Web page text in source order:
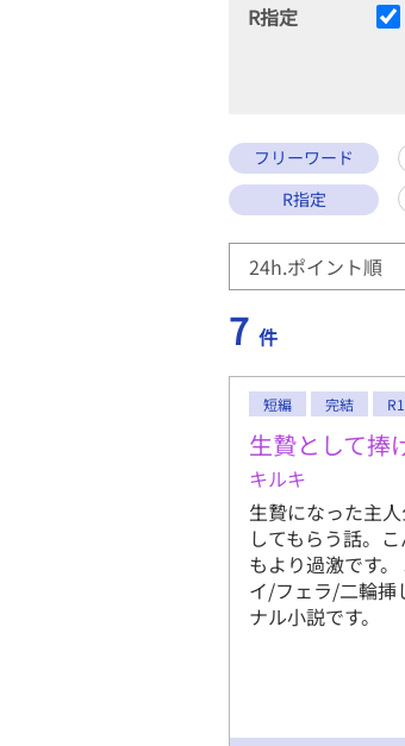
R指定
フリーワード
R指定
7 件
短編 完結
生贄として捧
キルキ
生贄になった主
してもらう話。
もより過激です
イ/フェラ/二輪
ナル小説です。